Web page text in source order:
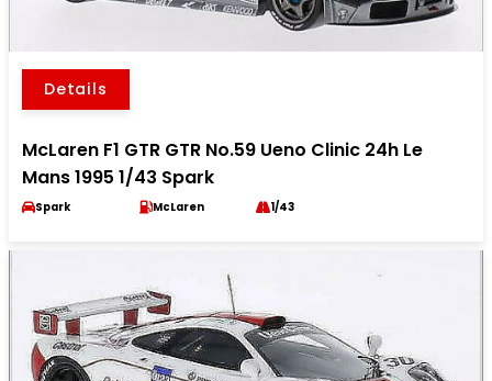
Details
McLaren F1 GTR GTR No.59 Ueno Clinic 24h Le
Mans 1995 1/43 Spark
Spark McLaren 1/43